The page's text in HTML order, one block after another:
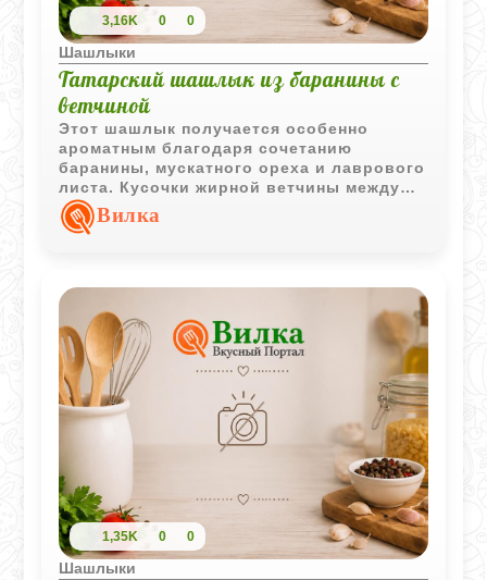
3,16K 0 0
Шашлыки
Татарский шашлык из баранины с
ветчиной
Этот шашлык получается особенно
ароматным благодаря сочетанию
баранины, мускатного ореха и лаврового
листа. Кусочки жирной ветчины между
мясом делают шашлык сочнее и
добавляют насыщенный вкус во время
Вилка
1,35K 0 0
Шашлыки